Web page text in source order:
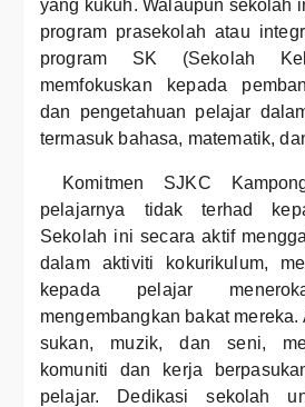
yang kukuh. Walaupun sekolah
program prasekolah atau
program SK (Sekolah
memfokuskan kepada
dan pengetahuan pelajar
termasuk bahasa, matematik,
Komitmen SJKC
pelajarnya tidak terhad
Sekolah ini secara aktif
dalam aktiviti kokurikulum,
kepada pelajar
mengembangkan bakat
sukan, muzik, dan seni,
komuniti dan kerja
pelajar. Dedikasi sekolah